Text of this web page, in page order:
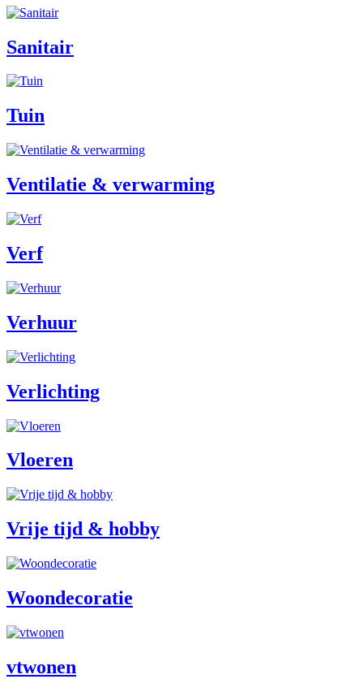
Sanitair
Tuin
Ventilatie & verwarming
Verf
Verhuur
Verlichting
Vloeren
Vrije tijd & hobby
Woondecoratie
vtwonen